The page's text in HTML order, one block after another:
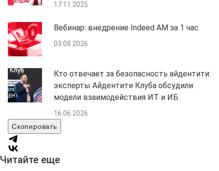
17.11.2025
Вебинар: внедрение Indeed AM за 1 час
03.08.2026
Кто отвечает за безопасность айдентити:
эксперты Айдентити Клуба обсудили
модели взаимодействия ИТ и ИБ
16.06.2026
Скопировать
Читайте еще